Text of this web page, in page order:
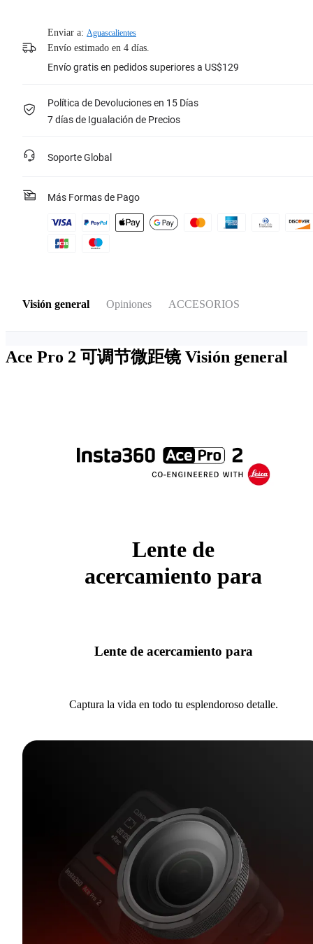
Enviar a: Aguascalientes
Envío estimado en 4 días.
Envío gratis en pedidos superiores a US$129
Política de Devoluciones en 15 Días
7 días de Igualación de Precios
Soporte Global
Más Formas de Pago
Visión general Opiniones ACCESORIOS
Ace Pro 2 可调节微距镜Visión general
Lente de
acercamiento para
Lente de acercamiento para
Captura la vida en todo tu esplendoroso detalle.